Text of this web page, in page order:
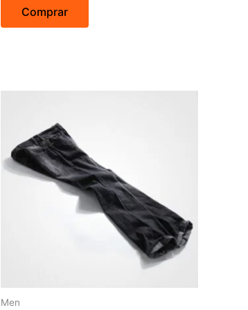
Comprar
Men